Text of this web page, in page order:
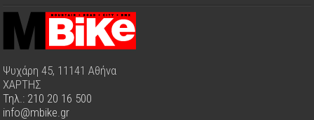
Ψυχάρη 45, 11141 Αθήνα
ΧΑΡΤΗΣ
Τηλ.: 210 20 16 500
info@mbike.gr